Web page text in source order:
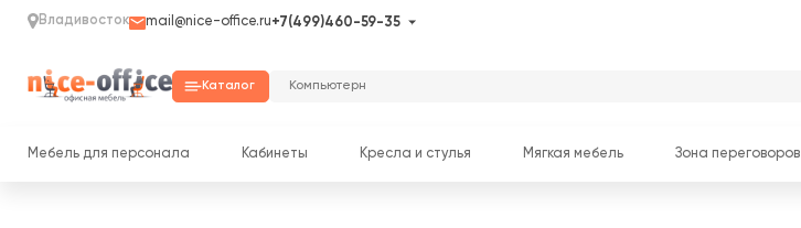
Владивосток mail@nice-office.ru+7(499)460-59-35
Каталог
Мебель для персонала Кабинеты Кресла и стулья Мягкая мебель Зона переговоров